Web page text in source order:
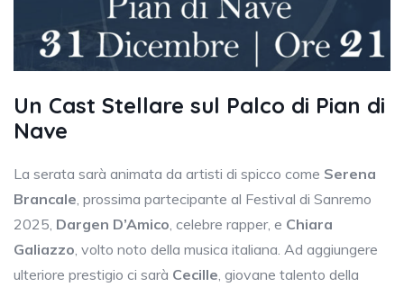
Un Cast Stellare sul Palco di Pian di
Nave
La serata sarà animata da artisti di spicco come Serena
Brancale , prossima partecipante al Festival di Sanremo
2025, Dargen D’Amico , celebre rapper, e Chiara
Galiazzo , volto noto della musica italiana. Ad aggiungere
ulteriore prestigio ci sarà Cecille , giovane talento della